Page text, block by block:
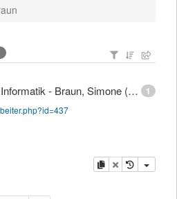
1
FZI Forschungszentrum Informatik - Braun, Simone (Dipl.-Mediensystemwiss.)
копировать
удалить